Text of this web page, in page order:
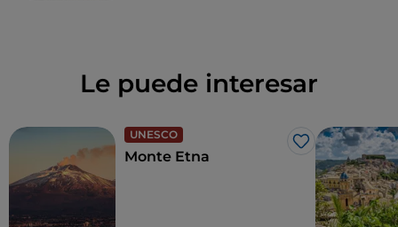
Le puede interesar
UNESCO
Me gusta
Monte Etna